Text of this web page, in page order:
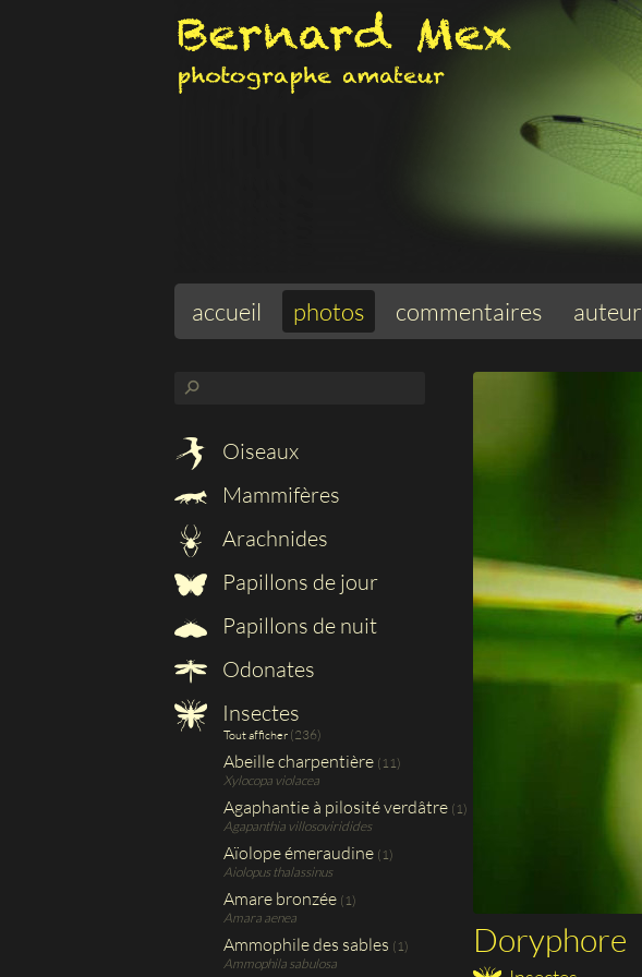
accueil photos commentaires auteur
⚲
Oiseaux
Mammifères
Arachnides
Papillons de jour
Papillons de nuit
Odonates
Insectes
Tout afficher (236)
Abeille charpentière (11)
Xylocopa violacea
Agaphantie à pilosité verdâtre (1)
Agapanthia villosoviridides
Aïolope émeraudine (1)
Aiolopus thalassinus
Amare bronzée (1)
Amara aenea
Ammophile des sables (1)
Ammophila sabulosa
Doryphore